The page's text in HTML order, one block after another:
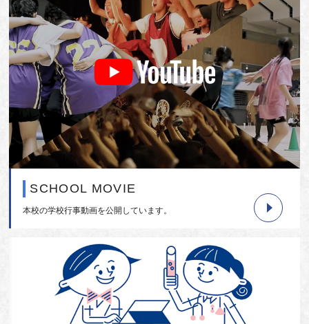
SCHOOL MOVIE
本校の学校行事動画を公開しています。